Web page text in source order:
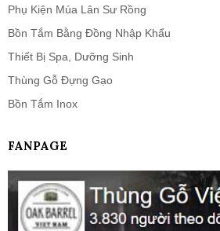
Phụ Kiện Múa Lân Sư Rồng
Bồn Tắm Bằng Đồng Nhập Khẩu
Thiết Bị Spa, Dưỡng Sinh
Thùng Gỗ Đựng Gạo
Bồn Tắm Inox
FANPAGE